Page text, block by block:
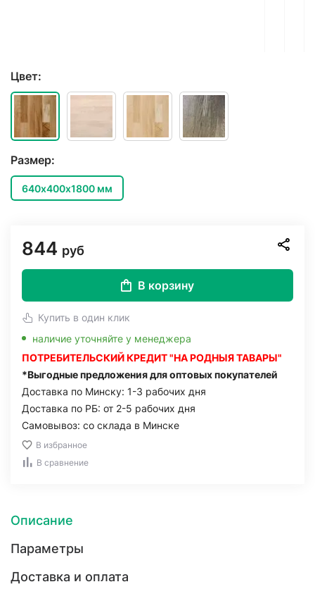
Цвет:
Размер:
640х400х1800 мм
844 руб
В корзину
Купить в один клик
наличие уточняйте у менеджера
ПОТРЕБИТЕЛЬСКИЙ КРЕДИТ "НА РОДНЫЯ ТАВАРЫ"
*Выгодные предложения для оптовых покупателей
Доставка по Минску: 1-3 рабочих дня
Доставка по РБ: от 2-5 рабочих дня
Самовывоз: со склада в Минске
В избранное
В сравнение
Описание
Параметры
Доставка и оплата